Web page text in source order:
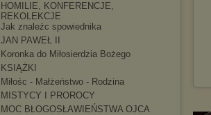
HOMILIE, KONFERENCJE,
REKOLEKCJE
Jak znaleźc spowiednika
JAN PAWEŁ II
Koronka do Miłosierdzia Bożego
KSIĄŻKI
Miłośc - Małżeństwo - Rodzina
MISTYCY I PROROCY
MOC BŁOGOSŁAWIEŃSTWA OJCA